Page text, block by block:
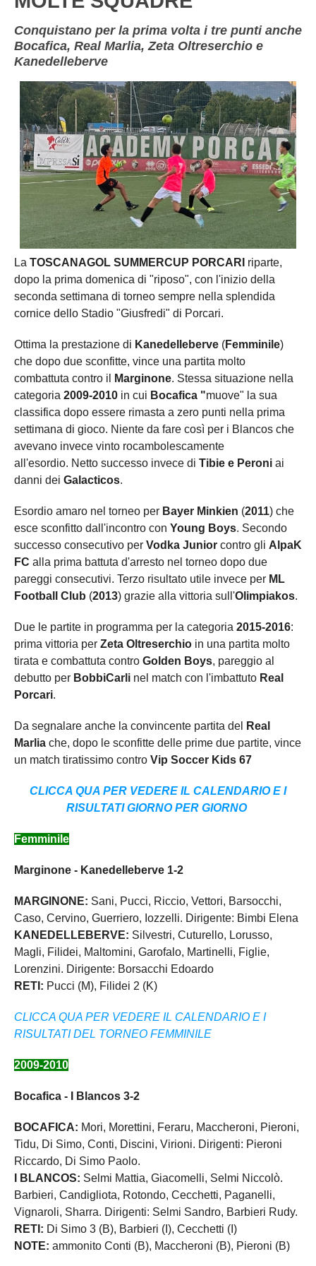
Conquistano per la prima volta i tre punti anche
Bocafica, Real Marlia, Zeta Oltreserchio e
Kanedelleberve
La TOSCANAGOL SUMMERCUP PORCARI riparte,
dopo la prima domenica di "riposo", con l'inizio della
seconda settimana di torneo sempre nella splendida
cornice dello Stadio "Giusfredi" di Porcari.
Ottima la prestazione di Kanedelleberve (Femminile)
che dopo due sconfitte, vince una partita molto
combattuta contro il
Marginone. Stessa situazione nella
categoria 2009-2010 in cui Bocafica "muove" la sua
classifica dopo essere rimasta a zero punti nella prima
settimana di gioco. Niente da fare così per i Blancos che
avevano invece vinto rocambolescamente
all'esordio. Netto successo invece di Tibie e Peroni ai
danni dei Galacticos.
Esordio amaro nel torneo per Bayer Minkien (2011) che
esce sconfitto dall'incontro con Young Boys. Secondo
successo consecutivo per Vodka Junior contro gli AlpaK
FC alla prima battuta d'arresto nel torneo dopo due
pareggi consecutivi. Terzo risultato utile invece per ML
Football Club (2013) grazie alla vittoria sull'Olimpiakos.
Due le partite in programma per la categoria 2015-2016:
prima vittoria per Zeta Oltreserchio in una partita molto
tirata e combattuta contro Golden Boys, pareggio al
debutto per BobbiCarli nel match con l'imbattuto Real
Porcari.
Da segnalare anche la convincente partita del
Real
Marlia che, dopo le sconfitte delle prime due partite, vince
un match tiratissimo contro Vip Soccer Kids 67
CLICCA QUA PER VEDERE IL CALENDARIO E I
RISULTATI GIORNO PER GIORNO
Femminile
Marginone - Kanedelleberve 1-2
MARGINONE: Sani, Pucci, Riccio, Vettori, Barsocchi,
Caso, Cervino, Guerriero, Iozzelli. Dirigente: Bimbi Elena
KANEDELLEBERVE: Silvestri, Cuturello, Lorusso,
Magli, Filidei, Maltomini, Garofalo, Martinelli, Figlie,
Lorenzini. Dirigente: Borsacchi Edoardo
RETI: Pucci (M), Filidei 2 (K)
CLICCA QUA PER VEDERE IL CALENDARIO E I
RISULTATI DEL TORNEO FEMMINILE
2009-2010
Bocafica - I Blancos 3-2
BOCAFICA: Mori, Morettini, Feraru, Maccheroni, Pieroni,
Tidu, Di Simo, Conti, Discini, Virioni. Dirigenti: Pieroni
Riccardo, Di Simo Paolo.
I BLANCOS: Selmi Mattia, Giacomelli, Selmi Niccolò.
Barbieri, Candigliota, Rotondo, Cecchetti, Paganelli,
Vignaroli, Sharra. Dirigenti: Selmi Sandro, Barbieri Rudy.
RETI: Di Simo 3 (B), Barbieri (I), Cecchetti (I)
NOTE: ammonito Conti (B), Maccheroni (B), Pieroni (B)